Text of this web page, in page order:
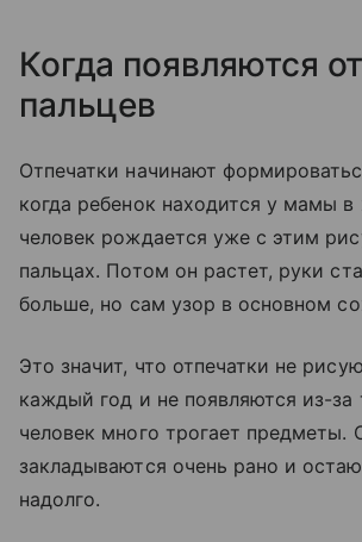
Когда появляются
пальцев
Отпечатки начинают
когда ребенок находится у мамы в
человек рождается уже с этим
пальцах. Потом он растет, руки
больше, но сам узор в основном
Это значит, что отпечатки не
каждый год и не появляются из-за
человек много трогает предметы.
закладываются очень рано и
надолго.